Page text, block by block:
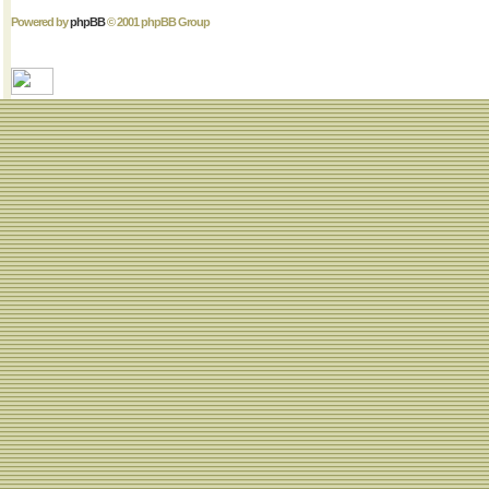
Powered byphpBB© 2001 phpBB Group